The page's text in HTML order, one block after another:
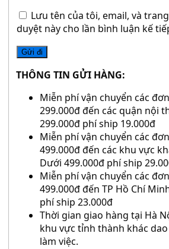
Lưu tên của tôi, email, và
duyệt này cho lần bình luận kế
THÔNG TIN GỬI HÀNG:
Miễn phí vận chuyển các
299.000đ đến các quận nội
299.000đ phí ship 19.000đ
Miễn phí vận chuyển các
499.000đ đến các khu vực
Dưới 499.000đ phí ship
Miễn phí vận chuyển các
499.000đ đến TP Hồ Chí
phí ship 23.000đ
Thời gian giao hàng tại Hà
khu vực tỉnh thành khác
làm việc.